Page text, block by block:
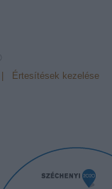
Értesítések kezelése